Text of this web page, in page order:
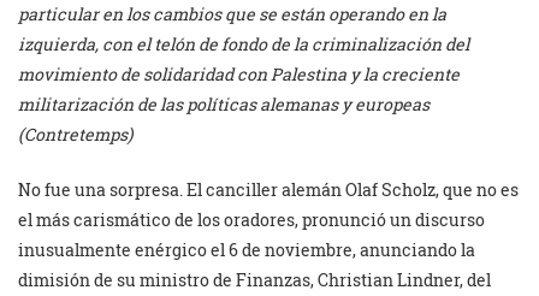
particular en los cambios que se están operando en la
izquierda, con el telón de fondo de la criminalización del
movimiento de solidaridad con Palestina y la creciente
militarización de las políticas alemanas y europeas
(Contretemps)
No fue una sorpresa. El canciller alemán Olaf Scholz, que no es
el más carismático de los oradores, pronunció un discurso
inusualmente enérgico el 6 de noviembre, anunciando la
dimisión de su ministro de Finanzas, Christian Lindner, del